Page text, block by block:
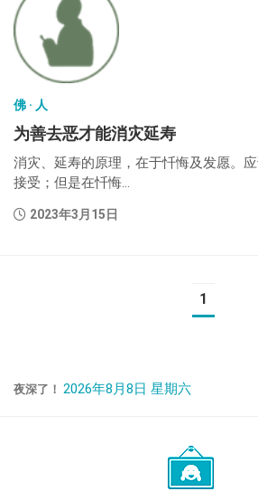
佛 · 人
为善去恶才能消灾延寿
消灾、延寿的原理，在于忏悔及发愿。
接受；但是在忏悔...
2023年3月15日
1
夜深了！ 2026年8月8日 星期六